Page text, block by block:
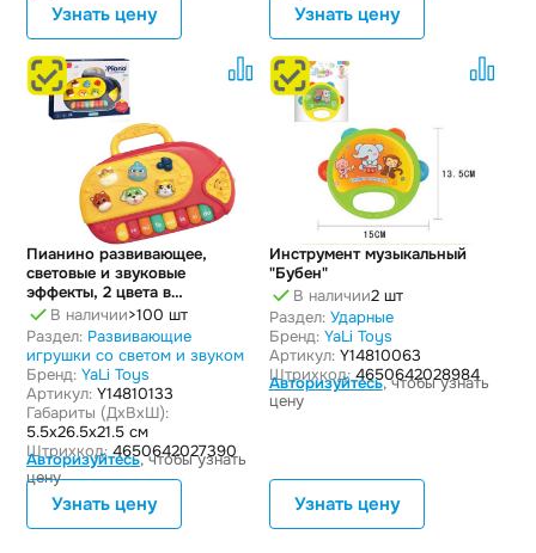
Узнать цену Узнать цену
Пианино развивающее,
световые и звуковые
эффекты, 2 цвета в
ассортименте
В наличии>100 шт
Раздел: Развивающие
игрушки со светом и звуком
Бренд: YaLi Toys
Артикул: Y14810133
Габариты (ДxВxШ):
5.5x26.5x21.5 см
Штрихкод: 4650642027390
Авторизуйтесь, чтобы узнать
цену
Узнать цену
Инструмент музыкальный
"Бубен"
В наличии2 шт
Раздел: Ударные
Бренд: YaLi Toys
Артикул:Y14810063
Штрихкод:4650642028984
Авторизуйтесь, чтобы узнать
цену
Узнать цену